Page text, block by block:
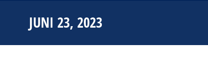
JUNI 23, 2023